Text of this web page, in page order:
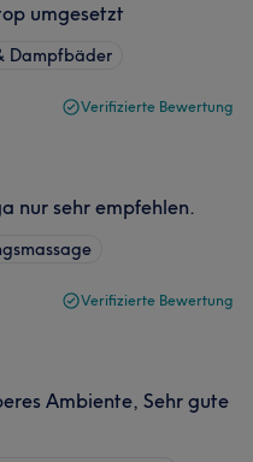
umgesetzt
Dampfbäder
Verifizierte Bewertung
nur sehr empfehlen.
Verifizierte Bewertung
Ambiente, Sehr gute